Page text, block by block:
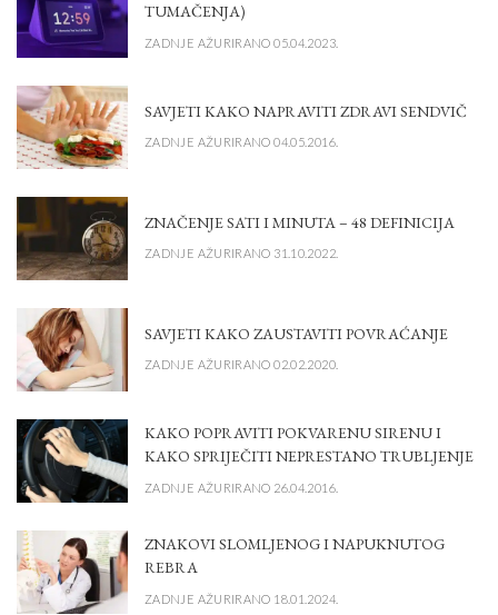
TUMAČENJA)
ZADNJE AŽURIRANO 05.04.2023.
SAVJETI KAKO NAPRAVITI ZDRAVI SENDVIČ
ZADNJE AŽURIRANO 04.05.2016.
ZNAČENJE SATI I MINUTA – 48 DEFINICIJA
ZADNJE AŽURIRANO 31.10.2022.
SAVJETI KAKO ZAUSTAVITI POVRAĆANJE
ZADNJE AŽURIRANO 02.02.2020.
KAKO POPRAVITI POKVARENU SIRENU I
KAKO SPRIJEČITI NEPRESTANO TRUBLJENJE
ZADNJE AŽURIRANO 26.04.2016.
ZNAKOVI SLOMLJENOG I NAPUKNUTOG
REBRA
ZADNJE AŽURIRANO 18.01.2024.